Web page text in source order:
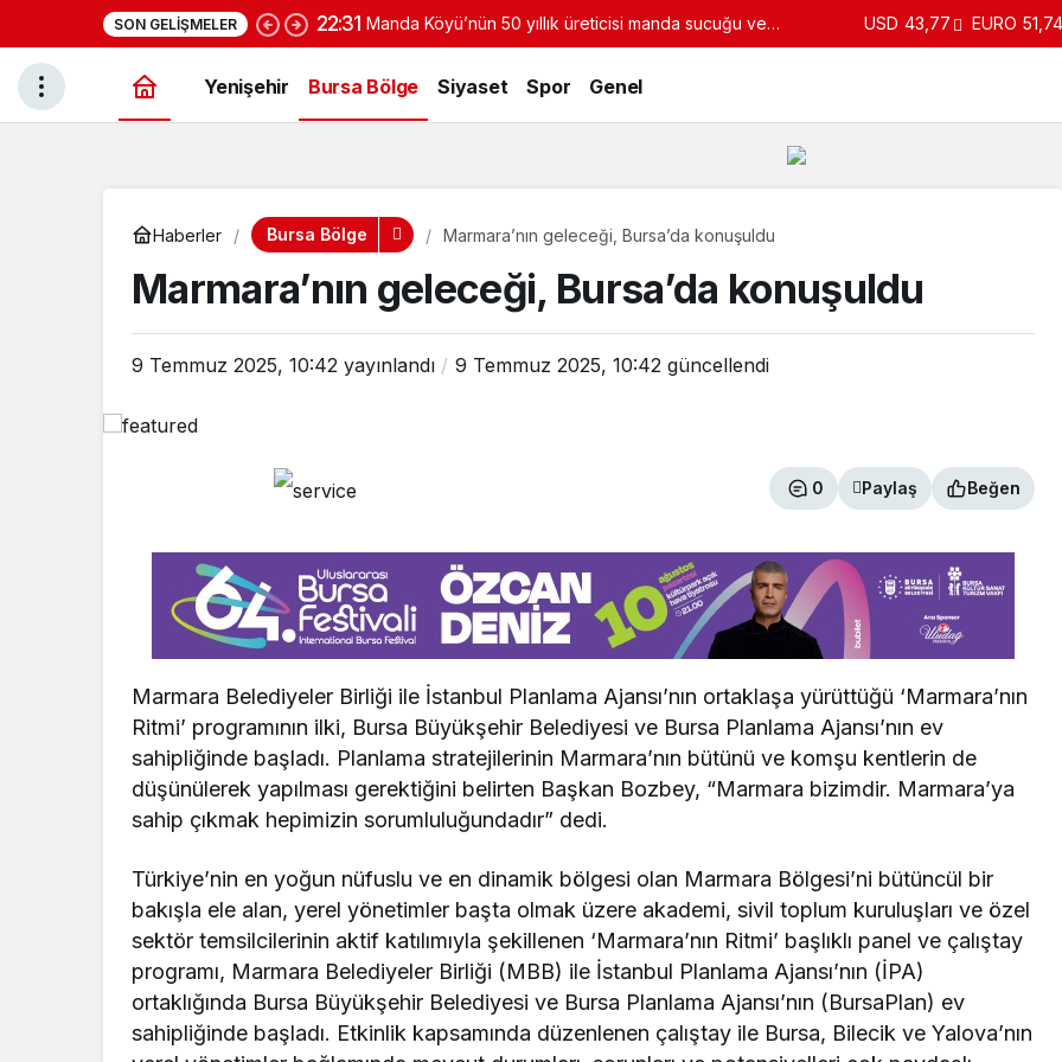
SON GELIŞMELER 22:31 Manda Köyü’nün 50 yıllık üreticisi manda sucuğu ve USD 43,77 EURO 51,74
Yenişehir Bursa Bölge Siyaset Spor Genel
Haberler Bursa Bölge Marmara’nın geleceği, Bursa’da konuşuldu
Marmara’nın geleceği, Bursa’da konuşuldu
9 Temmuz 2025, 10:42 yayınlandı 9 Temmuz 2025, 10:42 güncellendi
0 Paylaş Beğen
Marmara Belediyeler Birliği ile İstanbul Planlama Ajansı’nın ortaklaşa yürüttüğü ‘Marmara’nın
Ritmi’ programının ilki, Bursa Büyükşehir Belediyesi ve Bursa Planlama Ajansı’nın ev
sahipliğinde başladı. Planlama stratejilerinin Marmara’nın bütünü ve komşu kentlerin de
düşünülerek yapılması gerektiğini belirten Başkan Bozbey, “Marmara bizimdir. Marmara’ya
sahip çıkmak hepimizin sorumluluğundadır” dedi.
Türkiye’nin en yoğun nüfuslu ve en dinamik bölgesi olan Marmara Bölgesi’ni bütüncül bir
bakışla ele alan, yerel yönetimler başta olmak üzere akademi, sivil toplum kuruluşları ve özel
sektör temsilcilerinin aktif katılımıyla şekillenen ‘Marmara’nın Ritmi’ başlıklı panel ve çalıştay
programı, Marmara Belediyeler Birliği (MBB) ile İstanbul Planlama Ajansı’nın (İPA)
ortaklığında Bursa Büyükşehir Belediyesi ve Bursa Planlama Ajansı’nın (BursaPlan) ev
sahipliğinde başladı. Etkinlik kapsamında düzenlenen çalıştay ile Bursa, Bilecik ve Yalova’nın